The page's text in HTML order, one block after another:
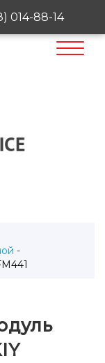
014-88-14